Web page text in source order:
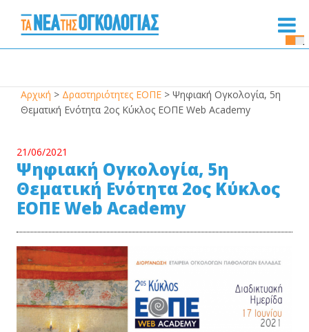
Αρχική > Δραστηριότητες ΕΟΠΕ > Ψηφιακή Ογκολογία, 5η
Θεματική Ενότητα 2ος Κύκλος ΕΟΠΕ Web Academy
21/06/2021
Ψηφιακή Ογκολογία, 5η
Θεματική Ενότητα 2ος Κύκλος
ΕΟΠΕ Web Academy